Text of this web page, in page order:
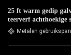
25 ft warm gedip
teerverf achthoekige
Metalen